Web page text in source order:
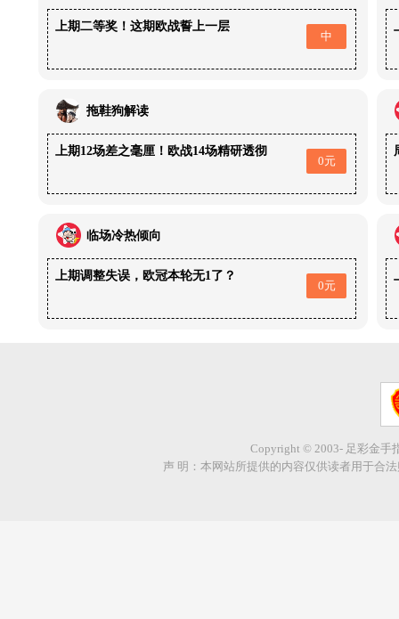
上期二等奖！这期欧战誓上一层
中
拖鞋狗解读
上期12场差之毫厘！欧战14场精研透彻
0元
临场冷热倾向
上期调整失误，欧冠本轮无1了？
0元
Copyright © 2003- 足彩金手
声 明：本网站所提供的内容仅供读者用于合